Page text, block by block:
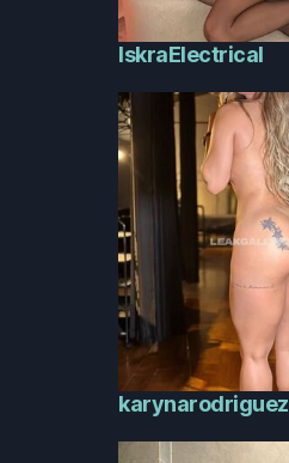
IskraElectrical
karynarodriguez